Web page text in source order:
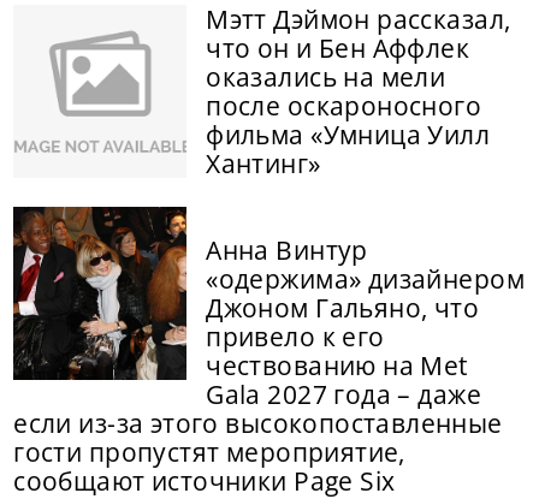
Мэтт Дэймон рассказал,
что он и Бен Аффлек
оказались на мели
после оскароносного
фильма «Умница Уилл
Хантинг»
Анна Винтур
«одержима» дизайнером
Джоном Гальяно, что
привело к его
чествованию на Met
Gala 2027 года – даже
если из-за этого высокопоставленные
гости пропустят мероприятие,
сообщают источники Page Six